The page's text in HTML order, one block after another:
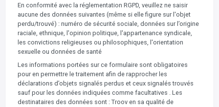
En conformité avec la réglementation RGPD, veuillez ne saisir
aucune des données suivantes (même si elle figure sur l'objet
perdu/trouvé) : numéro de sécurité sociale, données sur l’origine
raciale, ethnique, l'opinion politique, l'appartenance syndicale,
les convictions religieuses ou philosophiques, l'orientation
sexuelle ou données de santé
Les informations portées sur ce formulaire sont obligatoires
pour en permettre le traitement afin de rapprocher les
déclarations d’objets signalés perdus et ceux signalés trouvés
sauf pour les données indiquées comme facultatives . Les
destinataires des données sont : Troov en sa qualité de